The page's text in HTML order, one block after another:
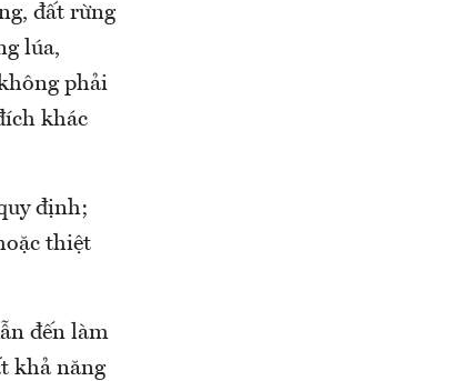
đất rừng
lúa,
phải
khác
định;
thiệt
đến làm
khả năng